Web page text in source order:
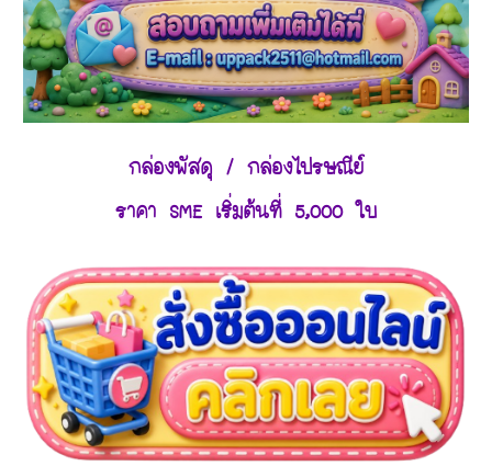
กล่องพัสดุ / กล่องไปรษณีย์
ราคา SME เริ่มต้นที่ 5,000 ใบ